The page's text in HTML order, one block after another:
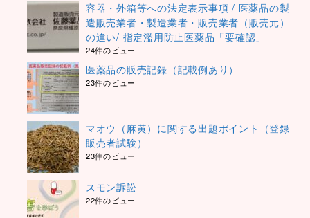
容器・外箱等への法定表示事項 / 医薬品の製
造販売業者・製造業者・販売業者（販売元）
の違い/ 指定濫用防止医薬品「要確認」
24件のビュー
医薬品の販売記録（記載例あり）
23件のビュー
マオウ（麻黄）に関する出題ポイント（登録
販売者試験）
23件のビュー
スモン訴訟
22件のビュー